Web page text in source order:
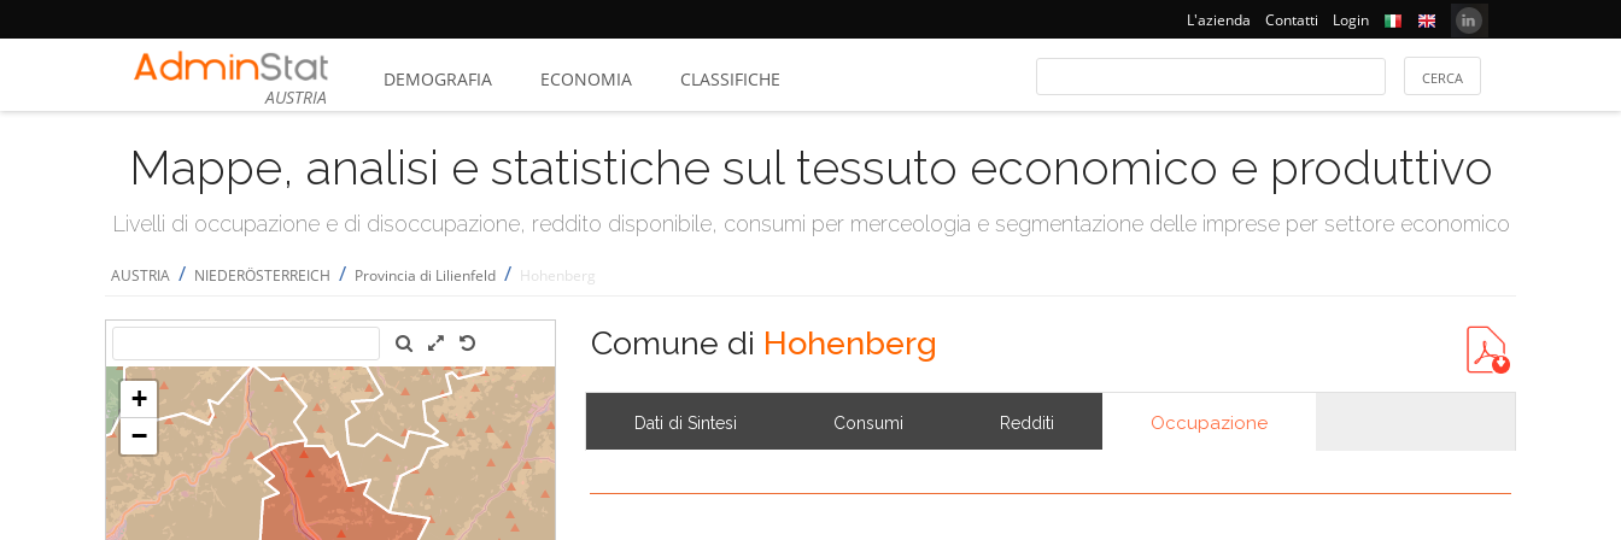
L'azienda Contatti Login
AUSTRIA
DEMOGRAFIA ECONOMIA CLASSIFICHE
Mappe, analisi e statistiche sul tessuto economico e produttivo
Livelli di occupazione e di disoccupazione, reddito disponibile, consumi per merceologia e segmentazione delle imprese per settore economico
AUSTRIA / NIEDERÖSTERREICH / Provincia di Lilienfeld / Hohenberg
Comune di Hohenberg
Dati di Sintesi Consumi Redditi Occupazione